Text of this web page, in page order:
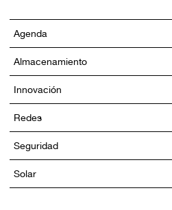
Agenda
Almacenamiento
Innovación
Redes
Seguridad
Solar